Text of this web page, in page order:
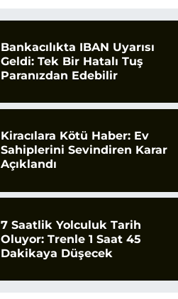
Bankacılıkta IBAN Uyarısı
Geldi: Tek Bir Hatalı Tuş
Paranızdan Edebilir
Kiracılara Kötü Haber: Ev
Sahiplerini Sevindiren Karar
Açıklandı
7 Saatlik Yolculuk Tarih
Oluyor: Trenle 1 Saat 45
Dakikaya Düşecek